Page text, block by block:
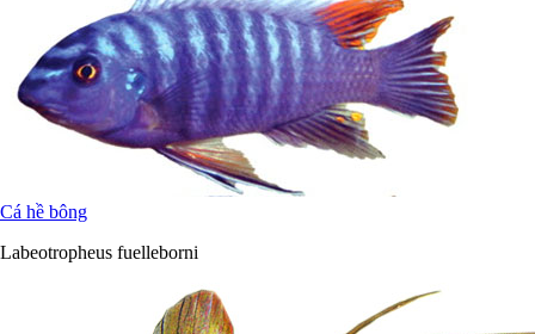
Cá hề bông
Labeotropheus fuelleborni